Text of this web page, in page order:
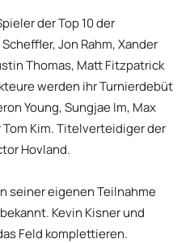
der Top 10 der
Jon Rahm, Xander
Thomas, Matt Fitzpatrick
werden ihr Turnierdebüt
Young, Sungjae Im, Max
Kim. Titelverteidiger der
Hovland.
seiner eigenen Teilnahme
Kevin Kisner und
Feld komplettieren.